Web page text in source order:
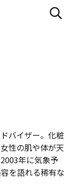
バイザー。化粧
性の肌や体が天
年に気象予
を語れる稀有な